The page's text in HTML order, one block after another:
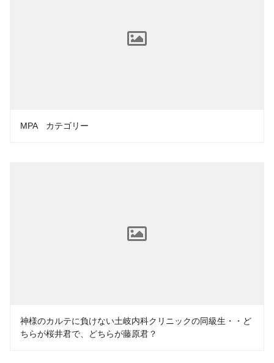
MPA カテゴリー
神様のカルテに負けない土岐内科クリニックの同級生・・ど
ちらが桜井君で、どちらが藤原君？